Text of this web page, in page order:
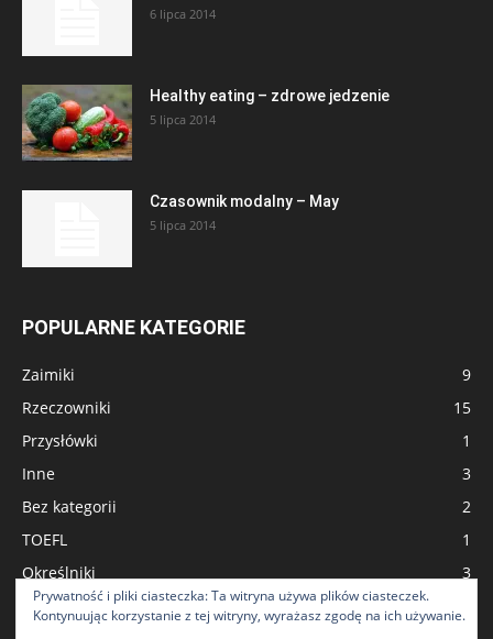
6 lipca 2014
Healthy eating – zdrowe jedzenie
5 lipca 2014
Czasownik modalny – May
5 lipca 2014
POPULARNE KATEGORIE
Zaimiki
9
Rzeczowniki
15
Przysłówki
1
Inne
3
Bez kategorii
2
TOEFL
1
Określniki
3
English in Use
Prywatność i pliki ciasteczka: Ta witryna używa plików ciasteczek.
Kontynuując korzystanie z tej witryny, wyrażasz zgodę na ich używanie.